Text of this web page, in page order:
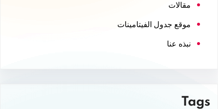
مقالات
موقع جدول الفيتامينات
نبذه عنا
Tags